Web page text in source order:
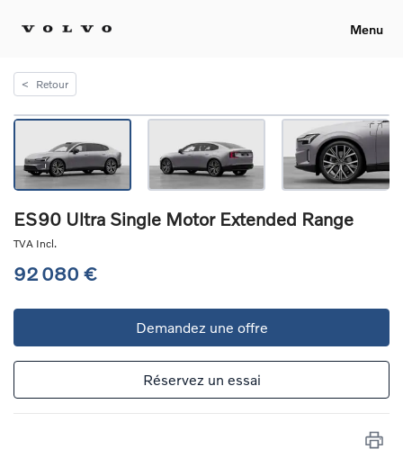
Menu
< Retour
ES90 Ultra Single Motor Extended Range
TVA Incl.
92 080 €
Demandez une offre
Réservez un essai